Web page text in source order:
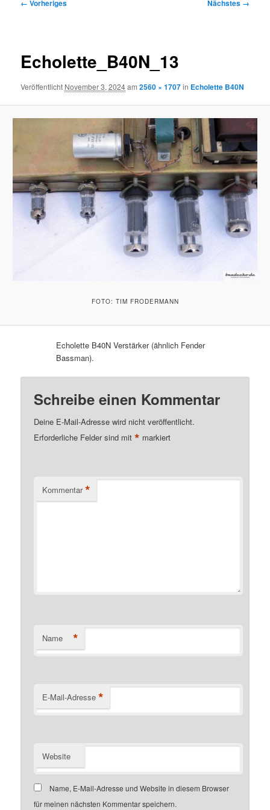
← Vorheriges Nächstes →
Echolette_B40N_13
Veröffentlicht November 3, 2024am2560 × 1707in Echolette B40N
FOTO: TIM FRODERMANN
Echolette B40N Verstärker (ähnlich Fender
Bassman).
Schreibe einen Kommentar
Deine E-Mail-Adresse wird nicht veröffentlicht.
Erforderliche Felder sind mit* markiert
Kommentar *
Name *
E-Mail-Adresse *
Website
Name, E-Mail-Adresse und Website in diesem Browser
für meinen nächsten Kommentar speichern.